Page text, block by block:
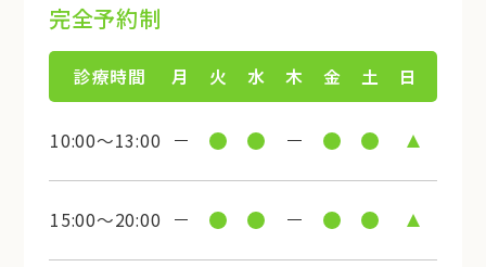
完全予約制
診療時間 月 火 水 木 金 土 日
10:00～13:00
15:00～20:00